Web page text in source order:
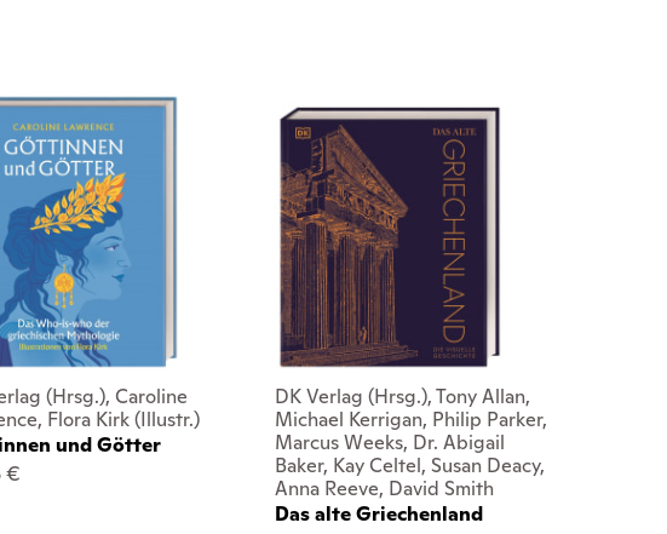
(Hrsg.), Caroline
Flora Kirk (Illustr.)
und Götter
€
DK Verlag (Hrsg.), Tony Allan,
Michael Kerrigan, Philip Parker,
Marcus Weeks, Dr. Abigail
Baker, Kay Celtel, Susan Deacy,
Anna Reeve, David Smith
Das alte Griechenland